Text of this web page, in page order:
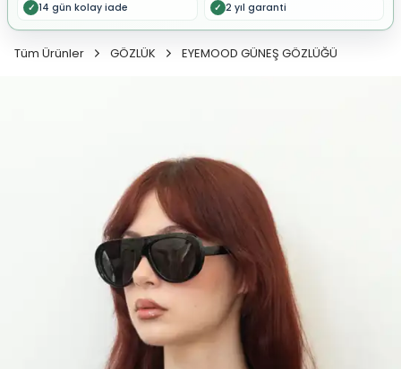
✓ 14 gün kolay iade ✓ 2 yıl garanti
Tüm Ürünler GÖZLÜK EYEMOOD GÜNEŞ GÖZLÜĞÜ